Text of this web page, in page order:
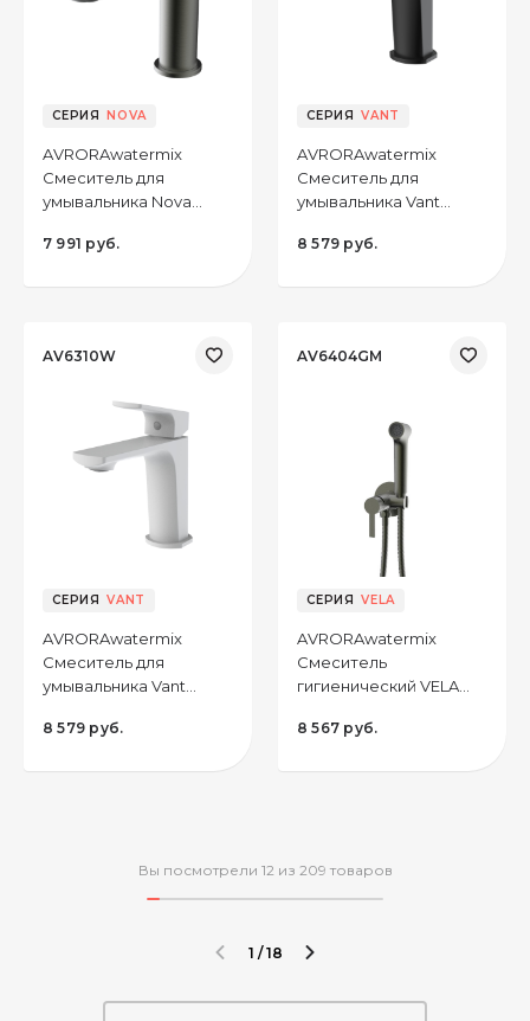
CЕРИЯ NOVA
AVRORAwatermix
Смеситель для
умывальника Nova
цвет оружейная сталь
7 991 руб.
CЕРИЯ VANT
AVRORAwatermix
Смеситель для
умывальника Vant
цвет чёрный
8 579 руб.
AV6310W
CЕРИЯ VANT
AVRORAwatermix
Смеситель для
умывальника Vant
цвет белый
8 579 руб.
AV6404GM
CЕРИЯ VELA
AVRORAwatermix
Смеситель
гигиенический VELA
оружейная сталь
8 567 руб.
Вы посмотрели 12 из 209 товаров
1 / 18